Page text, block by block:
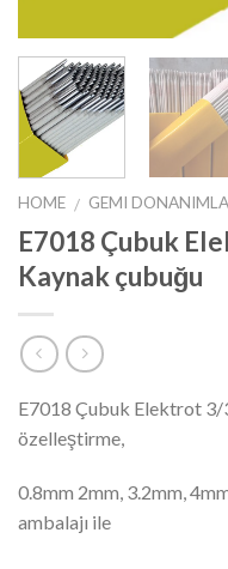
HOME / GEMI
E7018 Çubuk
Kaynak çubuğu
E7018 Çubuk Elektrot 3/
özelleştirme,
0.8mm 2mm, 3.2mm,
ambalajı ile